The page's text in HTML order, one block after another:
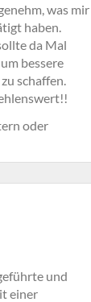
was mir
haben.
da Mal
bessere
schaffen.
oder
und
einer